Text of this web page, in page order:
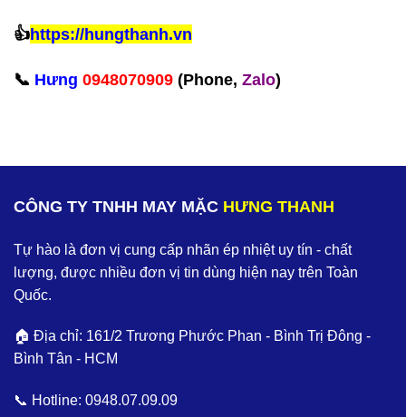
👍https://hungthanh.vn
📞 Hưng 0948070909 (Phone, Zalo)‪
CÔNG TY TNHH MAY MẶC HƯNG THANH
Tự hào là đơn vị cung cấp nhãn ép nhiệt uy tín - chất
lượng, được nhiều đơn vị tin dùng hiện nay trên Toàn
Quốc.
🏠 Địa chỉ: 161/2 Trương Phước Phan - Bình Trị Đông -
Bình Tân - HCM
📞 Hotline: 0948.07.09.09